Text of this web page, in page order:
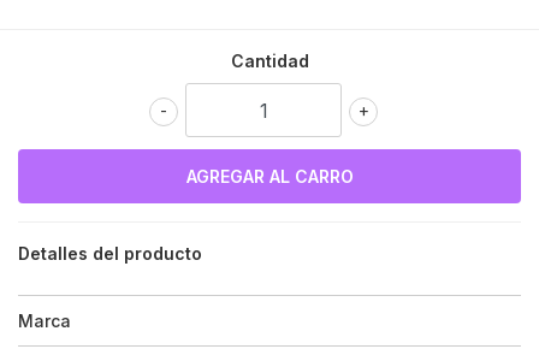
Cantidad
+
-
Detalles del producto
Marca